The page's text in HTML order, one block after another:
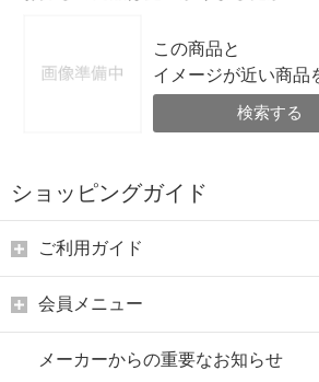
この商品と
イメージが近い商品
検索する
ショッピングガイド
ご利用ガイド
会員メニュー
メーカーからの重要なお知らせ